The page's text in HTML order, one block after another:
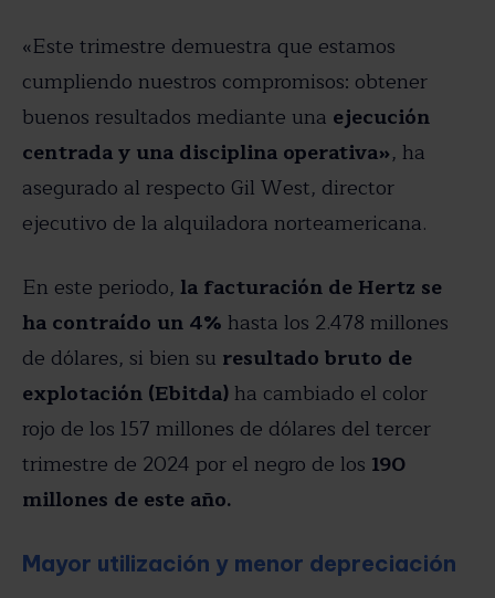
«Este trimestre demuestra que estamos
cumpliendo nuestros compromisos: obtener
buenos resultados mediante una ejecución
centrada y una disciplina operativa», ha
asegurado al respecto Gil West, director
ejecutivo de la alquiladora norteamericana.
En este periodo, la facturación de Hertz se
ha contraído un 4% hasta los 2.478 millones
de dólares, si bien su resultado bruto de
explotación (Ebitda) ha cambiado el color
rojo de los 157 millones de dólares del tercer
trimestre de 2024 por el negro de los 190
millones de este año.
Mayor utilización y menor depreciación